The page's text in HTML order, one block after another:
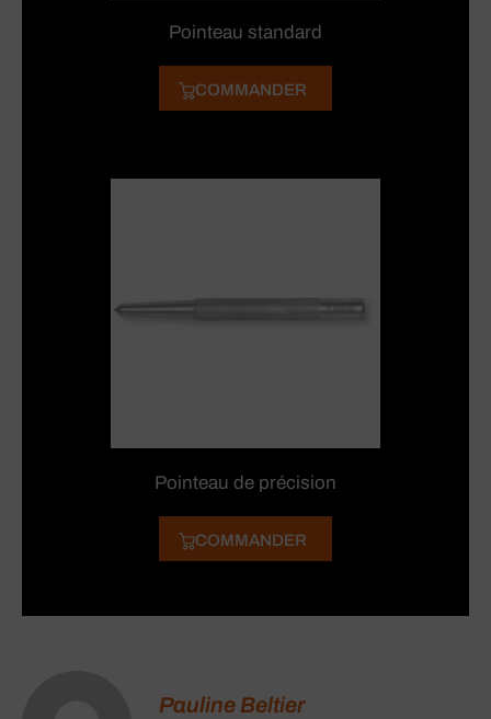
Pointeau standard
COMMANDER
Pointeau de précision
COMMANDER
Pauline Beltier